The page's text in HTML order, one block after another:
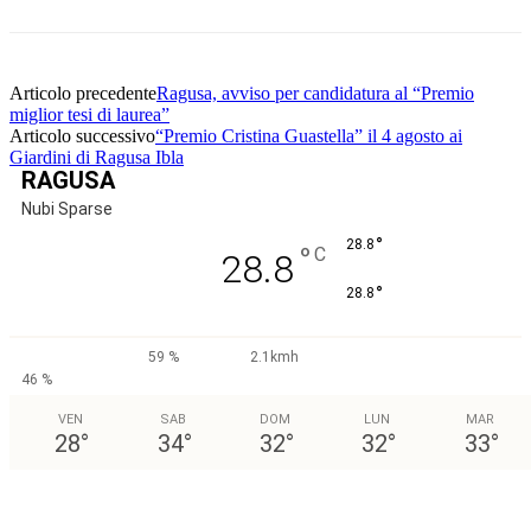
Articolo precedenteRagusa, avviso per candidatura al “Premio
miglior tesi di laurea”
Articolo successivo“Premio Cristina Guastella” il 4 agosto ai
Giardini di Ragusa Ibla
RAGUSA
Nubi Sparse
28.8 ° C 28.8 °
28.8 °
59 %
2.1kmh
46 %
VEN
28°
SAB
34°
DOM
32°
LUN
32°
MAR
33°